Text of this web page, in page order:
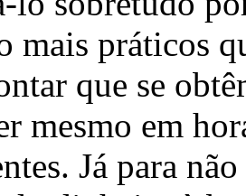
mais práticos
que se
mesmo em
Já para